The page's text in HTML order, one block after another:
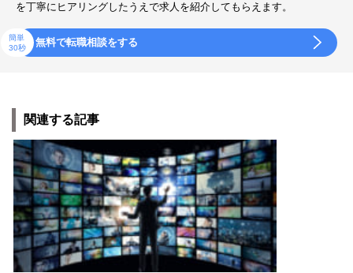
を丁寧にヒアリングしたうえで求人を紹介してもらえます。
簡単
30秒
無料で転職相談をする
関連する記事